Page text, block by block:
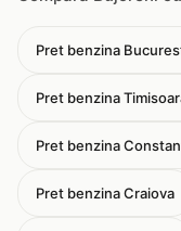
Pret benzina
Pret benzina
Pret benzina
Pret benzina Craiova